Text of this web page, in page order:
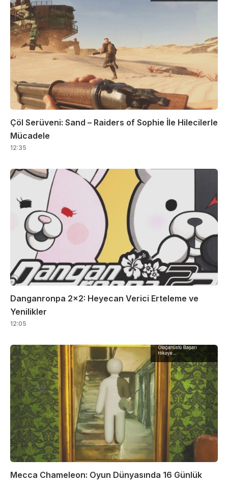
Çöl Serüveni: Sand – Raiders of Sophie İle Hilecilerle
Mücadele
12:35
Danganronpa 2×2: Heyecan Verici Erteleme ve
Yenilikler
12:05
Mecca Chameleon: Oyun Dünyasında 16 Günlük